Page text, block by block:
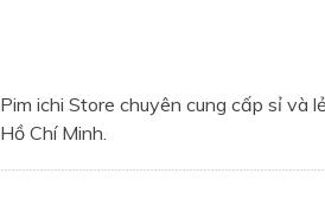
Pim ichi Store chuyên cung cấp sỉ và
Hồ Chí Minh.